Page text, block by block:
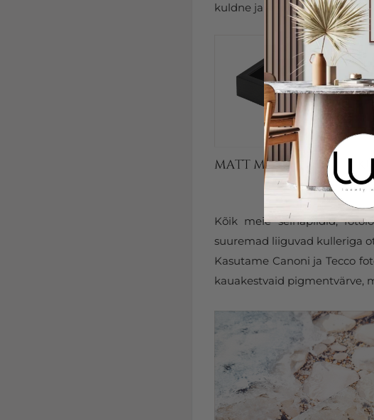
kuldne ja hõbedane toon.
Kõik meie seinapildid,
suuremad liiguvad kulleriga
Kasutame Canoni ja Tecco
kauakestvaid pigmentvärve,